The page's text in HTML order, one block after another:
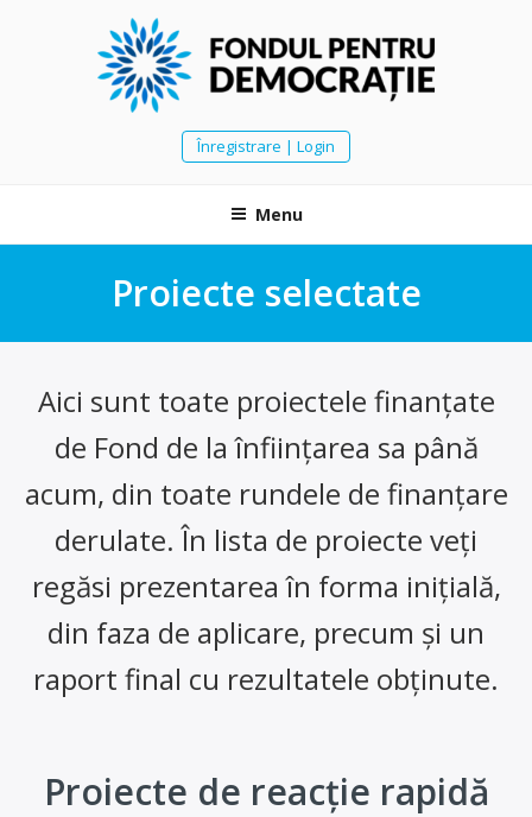
FONDUL PENTRU DEMOCRAȚIE
mulți și puternici. Vom găsi și vom susține acei campioni civici care au
Înregistrare | Login
Menu
Proiecte selectate
Aici sunt toate proiectele finanțate
de Fond de la înființarea sa până
acum, din toate rundele de finanțare
derulate. În lista de proiecte veți
regăsi prezentarea în forma inițială,
din faza de aplicare, precum și un
raport final cu rezultatele obținute.
Proiecte de reacție rapidă